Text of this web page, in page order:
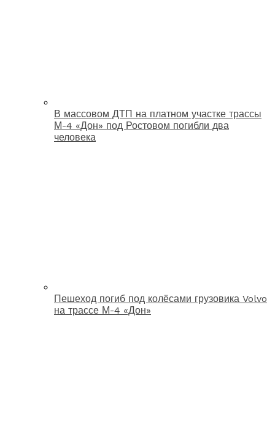
В массовом ДТП на платном участке трассы
М-4 «Дон» под Ростовом погибли два
человека
Пешеход погиб под колёсами грузовика Volvo
на трассе М-4 «Дон»